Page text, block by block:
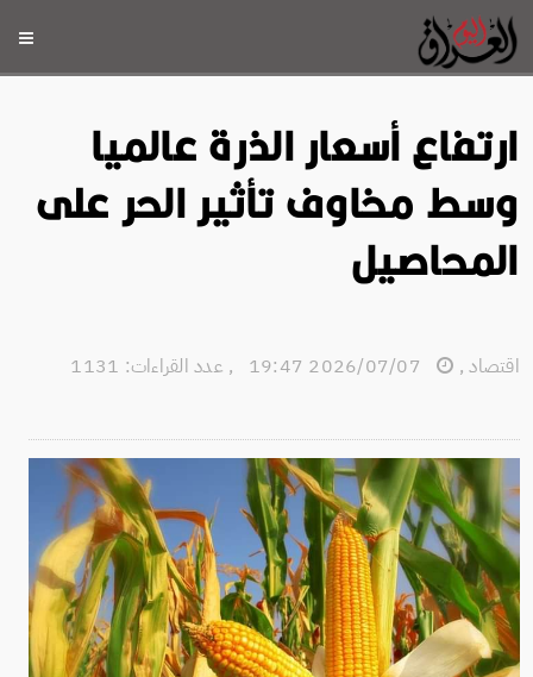
ارتفاع أسعار الذرة عالميا
وسط مخاوف تأثير الحر على
المحاصيل
اقتصاد,
, عدد القراءات: 1131